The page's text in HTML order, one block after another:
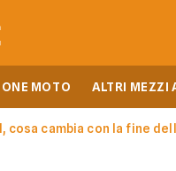
MOTO ALTRI MEZZI
cosa cambia con la fine